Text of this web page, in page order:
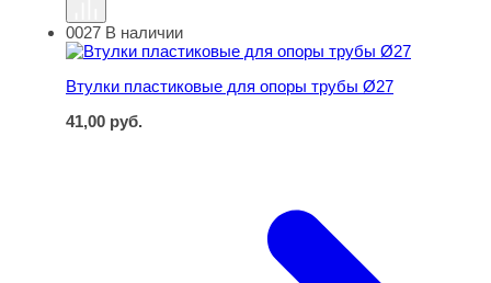
Втулки пластиковые для опоры трубы Ø27
0027 В наличии
Втулки пластиковые для опоры трубы Ø27
41,00 руб.